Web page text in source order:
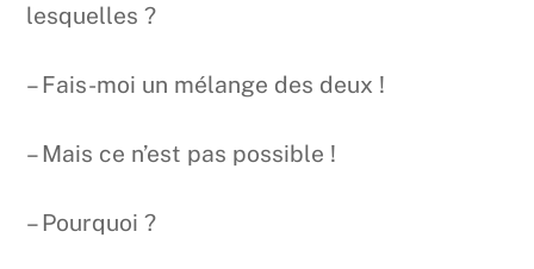
lesquelles ?
– Fais-moi un mélange des deux !
– Mais ce n’est pas possible !
– Pourquoi ?